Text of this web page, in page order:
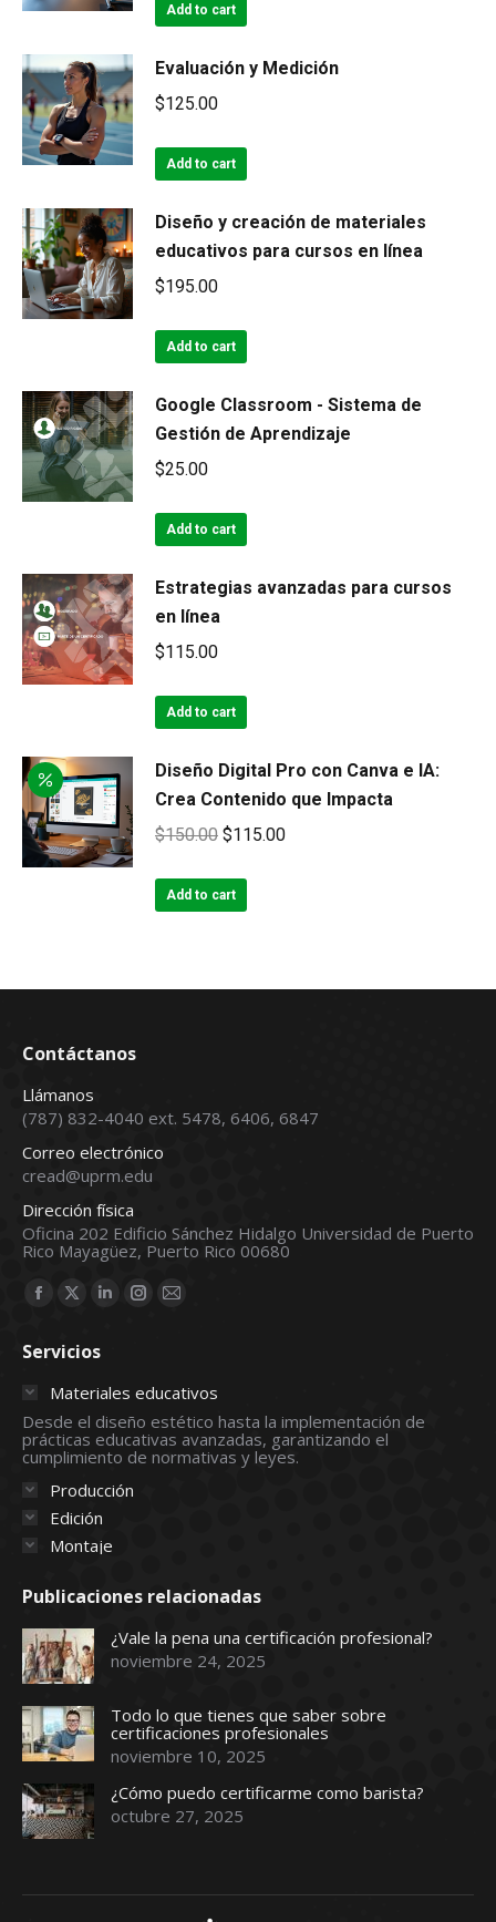
Add to cart
Evaluación y Medición
$125.00
Add to cart
Diseño y creación de materiales
educativos para cursos en línea
$195.00
Add to cart
Google Classroom - Sistema de
Gestión de Aprendizaje
$25.00
Add to cart
Estrategias avanzadas para cursos
en línea
$115.00
Add to cart
Diseño Digital Pro con Canva e IA:
Crea Contenido que Impacta
$150.00 Original
was:
$115.00Current
Add to cart
Contáctanos
Llámanos
(787) 832-4040 ext. 5478, 6406, 6847
Correo electrónico
cread@uprm.edu
Dirección física
Oficina 202 Edificio Sánchez Hidalgo Universidad de Puerto
Rico Mayagüez, Puerto Rico 00680
Find us on:
Facebook
opens
new
window
X
opens
in
new
window
Linkedin
in
new
window
Instagram
in
new
window
Mail
in
new
window
Servicios
Materiales educativos
Desde el diseño estético hasta la implementación de
prácticas educativas avanzadas, garantizando el
cumplimiento de normativas y leyes.
Producción
Edición
Montaje
Publicaciones relacionadas
¿Vale la pena una certificación profesional?
noviembre 24, 2025
Todo lo que tienes que saber sobre
certificaciones profesionales
noviembre 10, 2025
¿Cómo puedo certificarme como barista?
octubre 27, 2025